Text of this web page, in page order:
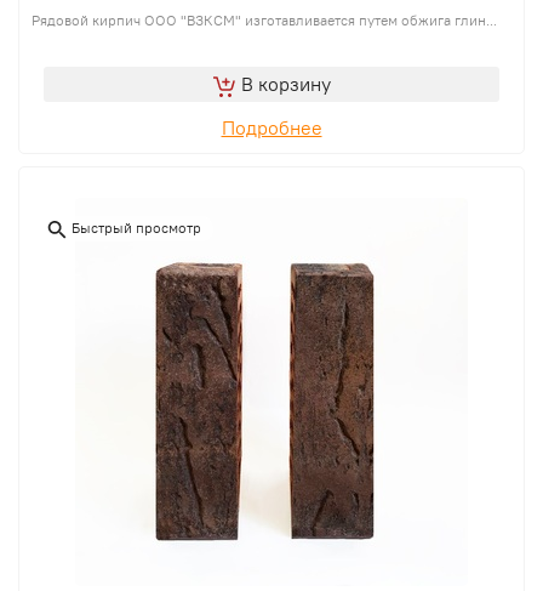
Рядовой кирпич ООО "ВЗКСМ" изготавливается путем обжига глин...
В корзину
Подробнее
Быстрый просмотр